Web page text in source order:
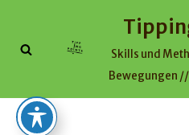
Zum
Skills und
Bewegungen //